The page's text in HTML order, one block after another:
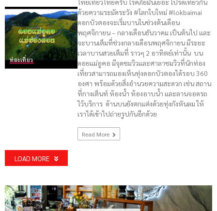
ท่องเที่ยว
ไทยเที่ยวไทยครับ โรคภัยมันเยอะ โปรดเที่ยวกัน
ด้วยความระมัดระวัง #โลกใบใหม่ #lokbaimai
ดอกบัวตองจะเริ่มบานในช่วงต้นเดือน
พฤศจิกายน – กลางเดือนธันวาคม เป็นต้นไป และ
จะบานเต็มที่ช่วงกลางเดือนพฤศจิกายน มีระยะ
เวลาบานสวยเต็มที่ ราวๆ 2 อาทิตย์เท่านั้น บน
ดอยแม่อูคอ มีจุดชมวิวและศาลาชมวิวที่นักท่อง
เที่ยวสามารถมองเห็นทุ่งดอกบัวตองได้รอบ 360
องศา พร้อมด้วยสิ่งอำนวยความสะดวก เช่น สถาน
ที่กางเต็นท์ ห้องน้ำ ห้องอาบน้ำ และลานจอดรถ
ไว้บริการ ด้านบนยังตกแต่งด้วยทุ่งกังหันลม ให้
เราได้เข้าไปถ่ายรูปกันอีกด้วย
Read More
LOAD MORE